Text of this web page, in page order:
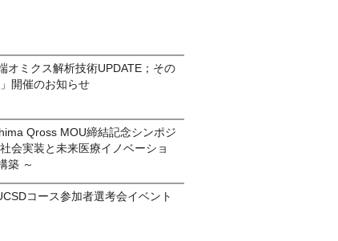
ミクス解析技術UPDATE；その
開催のお知らせ
Qross MOU締結記念シンポジ
会実装と未来医療イノベーショ
築 ～
コース参加者選考会イベント